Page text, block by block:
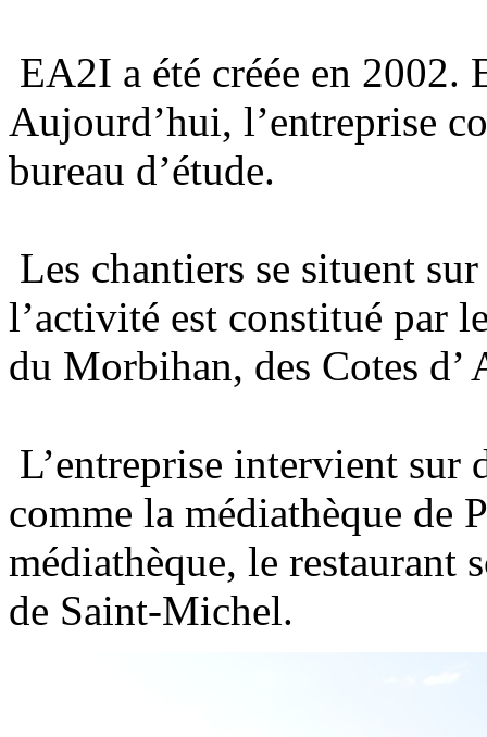
EA2I a été créée en 2002.
Aujourd’hui, l’entreprise
bureau d’étude.
Les chantiers se situent
l’activité est constitué par
du Morbihan, des Cotes
L’entreprise intervient sur
comme la médiathèque de
médiathèque, le restaurant
de Saint-Michel.